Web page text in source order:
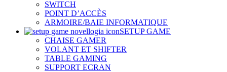
SWITCH
POINT D’ACCÈS
ARMOIRE/BAIE INFORMATIQUE
SETUP GAME
CHAISE GAMER
VOLANT ET SHIFTER
TABLE GAMING
SUPPORT ECRAN